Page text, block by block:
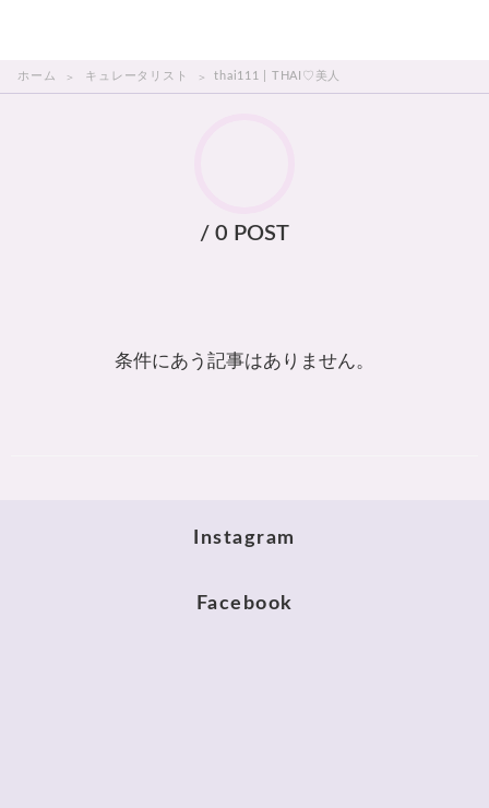
ホーム キュレータリスト thai111 | THAI♡美人
/ 0 POST
条件にあう記事はありません。
Instagram
Facebook